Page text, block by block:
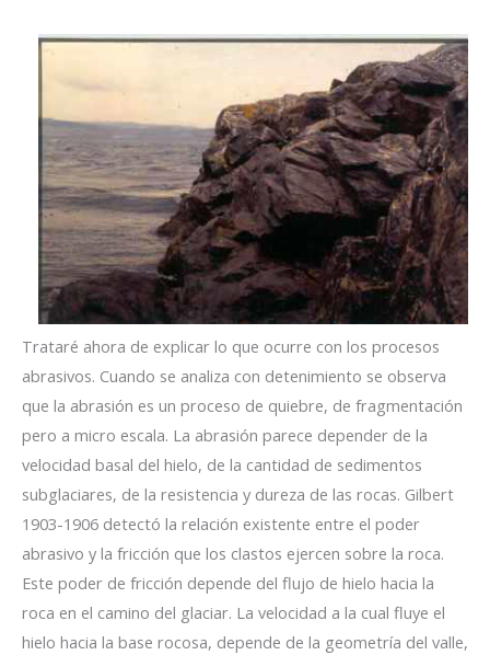
Trataré ahora de explicar lo que ocurre con los procesos
abrasivos. Cuando se analiza con detenimiento se observa
que la abrasión es un proceso de quiebre, de fragmentación
pero a micro escala. La abrasión parece depender de la
velocidad basal del hielo, de la cantidad de sedimentos
subglaciares, de la resistencia y dureza de las rocas. Gilbert
1903-1906 detectó la relación existente entre el poder
abrasivo y la fricción que los clastos ejercen sobre la roca.
Este poder de fricción depende del flujo de hielo hacia la
roca en el camino del glaciar. La velocidad a la cual fluye el
hielo hacia la base rocosa, depende de la geometría del valle,